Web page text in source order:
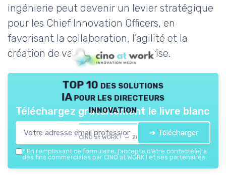
ingénierie peut devenir un levier stratégique
pour les Chief Innovation Officers, en
favorisant la collaboration, l’agilité et la
création de valeur dans l’entreprise.
TOP 10 des solutions
IA pour les directeurs
innovation
CINO at WORK ! — 2026
Téléchargez gratuitement le livre blanc
➔ Télécharger
* En remplissant ce formulaire, j’accepte d’être contacté(e) à
des fins commerciales par CINO at WORK ! et ses partenaires.